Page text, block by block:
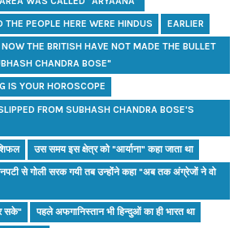
THE PEOPLE HERE WERE HINDUS EARLIER
THE BRITISH HAVE NOT MADE THE BULLET
CHANDRA BOSE"
IS YOUR HOROSCOPE
FROM SUBHASH CHANDRA BOSE'S
उस समय इस क्षेत्र को "आर्याना" कहा जाता था
से गोली सरक गयी तब उन्होंने कहा "अब तक अंग्रेजों ने वो
सके"‌‌ पहले अफगानिस्तान भी हिन्दुओं का ही भारत था